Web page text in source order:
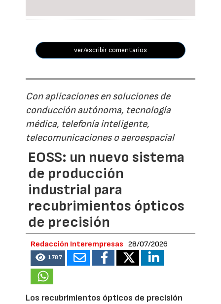
ver/escribir comentarios
Con aplicaciones en soluciones de
conducción autónoma, tecnología
médica, telefonía inteligente,
telecomunicaciones o aeroespacial
EOSS: un nuevo sistema
de producción
industrial para
recubrimientos ópticos
de precisión
Redacción Interempresas 28/07/2026
1787
Los recubrimientos ópticos de precisión